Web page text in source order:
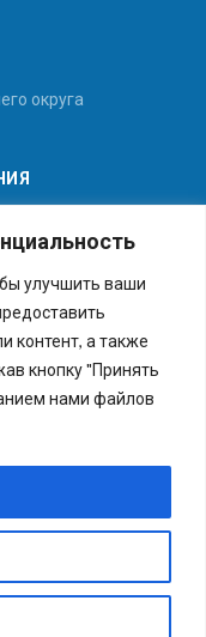
улучшить ваши
контент, а также
кнопку "Принять
нами файлов
округа
газет
муниципальное
значения Санкт-
№54. Все права